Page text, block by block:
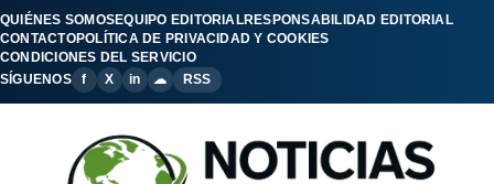
QUIÉNES SOMOSEQUIPO EDITORIALRESPONSABILIDAD EDITORIAL
CONTACTOPOLÍTICA DE PRIVACIDAD Y COOKIES
CONDICIONES DEL SERVICIO
SÍGUENOS
f X in ☁ RSS